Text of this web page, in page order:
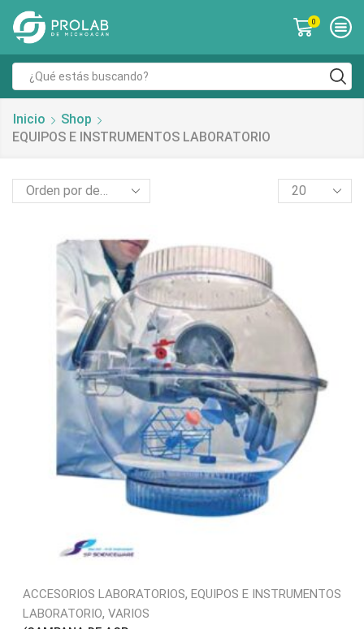
0
Inicio
Shop
EQUIPOS E INSTRUMENTOS LABORATORIO
ACCESORIOS LABORATORIOS, EQUIPOS E INSTRUMENTOS
LABORATORIO, VARIOS